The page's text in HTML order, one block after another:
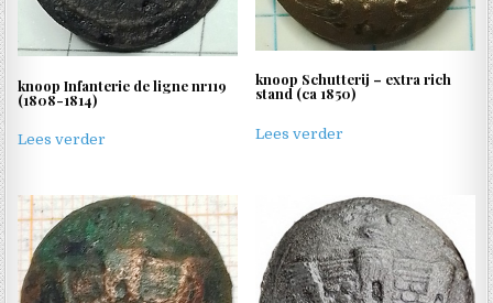
knoop Infanterie de ligne nr119
(1808-1814)
Lees verder
knoop Schutterij – extra rich
stand (ca 1850)
Lees verder